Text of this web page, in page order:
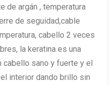
de argán , temperatura
de seguidad,cable
cabello 2 veces
la keratina es una
cabello sano y fuerte y el
interior dando brillo sin